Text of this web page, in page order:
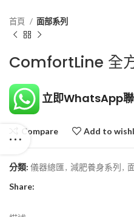
首頁 面部系列
ComfortLine 全
立即WhatsApp
Compare Add to
分類: 儀器總匯, 減肥養身系列,
Share: